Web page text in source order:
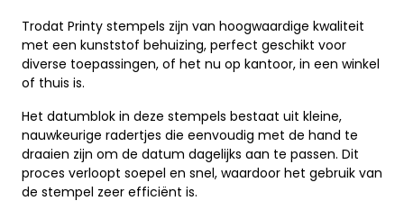
Trodat Printy stempels zijn van hoogwaardige kwaliteit
met een kunststof behuizing, perfect geschikt voor
diverse toepassingen, of het nu op kantoor, in een winkel
of thuis is.
Het datumblok in deze stempels bestaat uit kleine,
nauwkeurige radertjes die eenvoudig met de hand te
draaien zijn om de datum dagelijks aan te passen. Dit
proces verloopt soepel en snel, waardoor het gebruik van
de stempel zeer efficiënt is.